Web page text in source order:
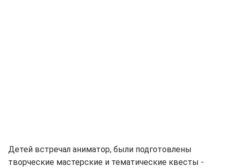
Детей встречал аниматор, были подготовлены
творческие мастерские и тематические квесты -